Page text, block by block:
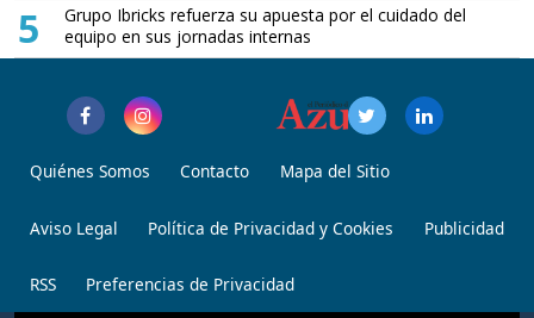
5
Grupo Ibricks refuerza su apuesta por el cuidado del
equipo en sus jornadas internas
Quiénes Somos Contacto Mapa del Sitio
Aviso Legal Política de Privacidad y Cookies Publicidad
RSS Preferencias de Privacidad